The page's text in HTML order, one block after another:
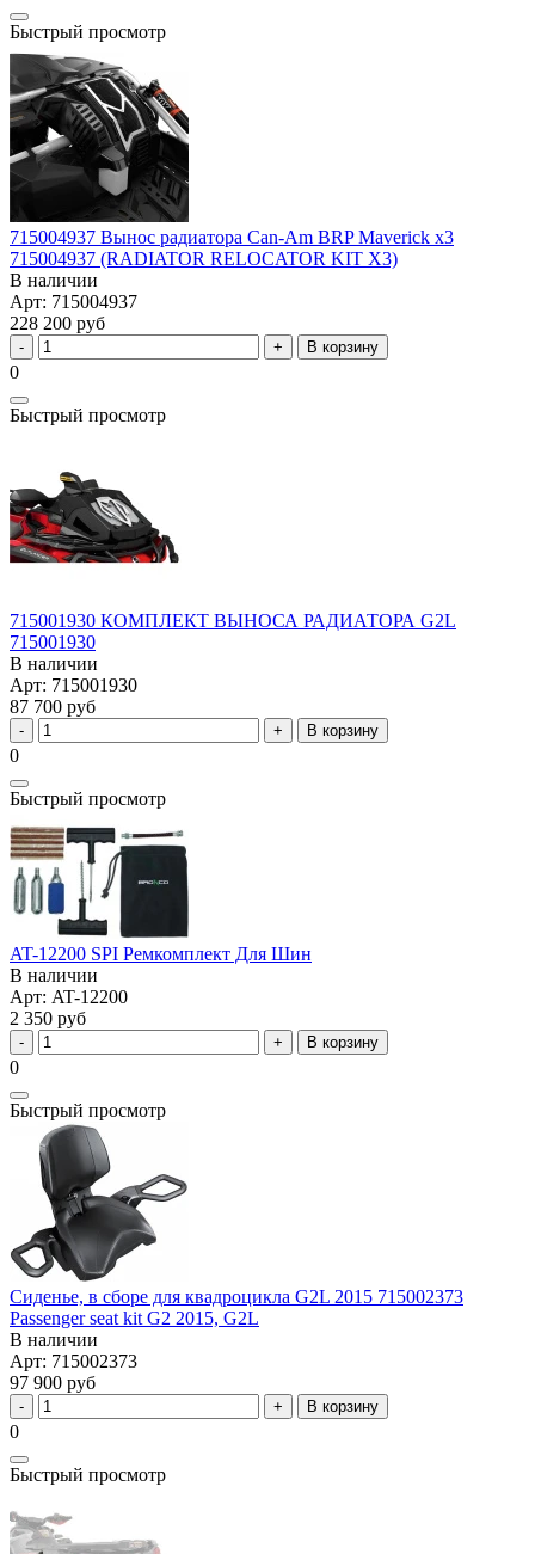
Быстрый просмотр
715004937 Вынос радиатора Can-Am BRP Maverick x3
715004937 (RADIATOR RELOCATOR KIT X3)
В наличии
Арт: 715004937
228 200 руб
В корзину
0
Быстрый просмотр
715001930 КОМПЛЕКТ ВЫНОСА РАДИАТОРА G2L
715001930
В наличии
Арт: 715001930
87 700 руб
В корзину
0
Быстрый просмотр
AT-12200 SPI Ремкомплект Для Шин
В наличии
Арт: AT-12200
2 350 руб
В корзину
0
Быстрый просмотр
Сиденье, в сборе для квадроцикла G2L 2015 715002373
Passenger seat kit G2 2015, G2L
В наличии
Арт: 715002373
97 900 руб
В корзину
0
Быстрый просмотр